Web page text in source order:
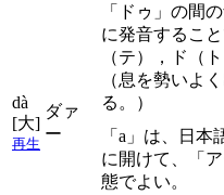
dà
[大]
再生
ダァ
ー
「ドゥ」の間
に発音するこ
（テ），ド（
（息を勢いよ
る。）
「a」は、日
に開けて、「
態でよい。